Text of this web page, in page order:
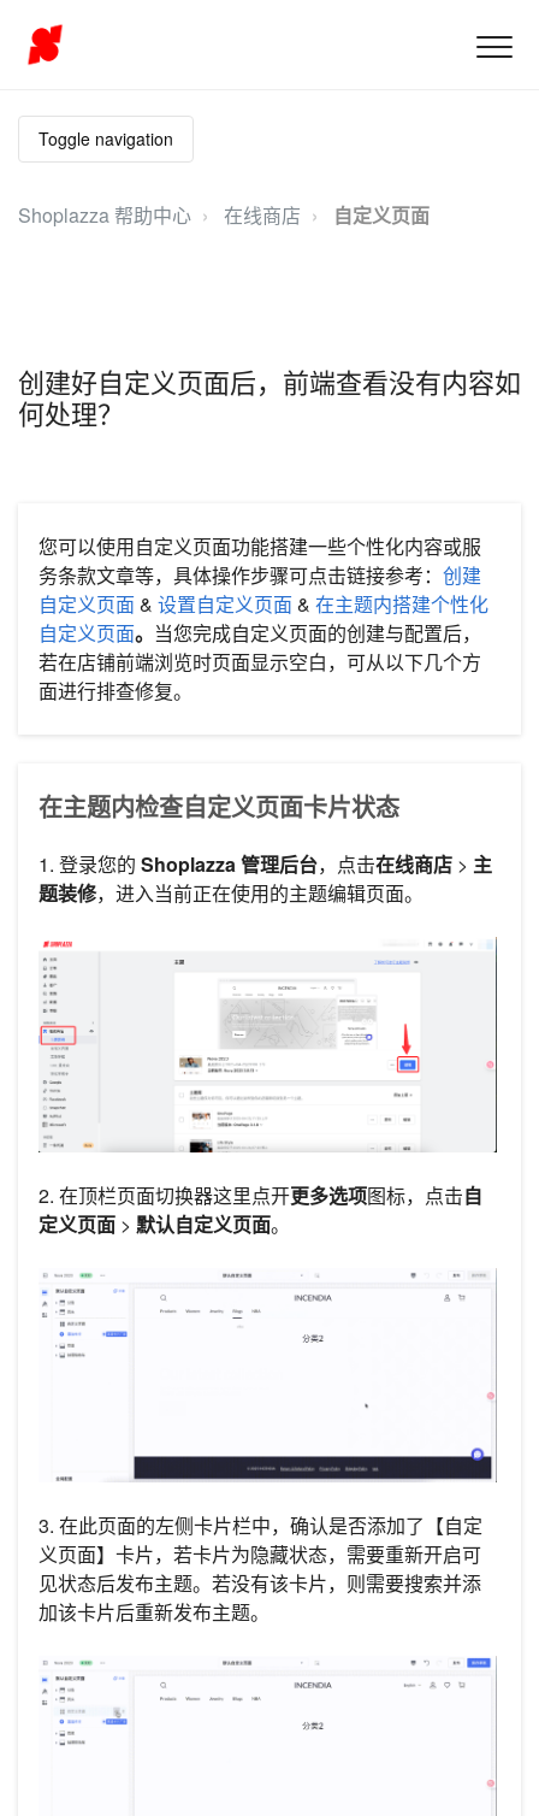
Toggle navigation
Shoplazza 帮助中心 在线商店 自定义页面
创建好自定义页面后，前端查看没有内容如
何处理？
您可以使用自定义页面功能搭建一些个性化内容或服
务条款文章等，具体操作步骤可点击链接参考： 创建
自定义页面& 设置自定义页面& 在主题内搭建个性化
自定义页面。 当您完成自定义页面的创建与配置后，
若在店铺前端浏览时页面显示空白，可从以下几个方
面进行排查修复。
在主题内检查自定义页面卡片状态
1. 登录您的 Shoplazza 管理后台，点击在线商店 > 主
题装修，进入当前正在使用的主题编辑页面。
2. 在顶栏页面切换器这里点开更多选项图标，点击自
定义页面 > 默认自定义页面。
3. 在此页面的左侧卡片栏中，确认是否添加了【自定
义页面】卡片，若卡片为隐藏状态，需要重新开启可
见状态后发布主题。若没有该卡片，则需要搜索并添
加该卡片后重新发布主题。